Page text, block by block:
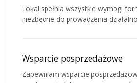
Lokal spełnia wszystkie wymogi
niezbędne do prowadzenia
Wsparcie posprzedażowe
Zapewniam wsparcie